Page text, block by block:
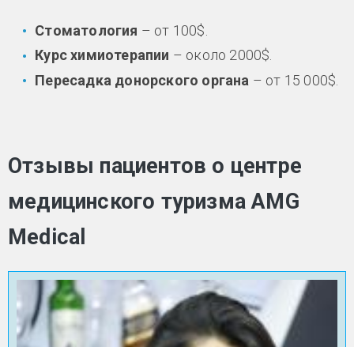
Стоматология – от 100$.
Курс химиотерапии – около 2000$.
Пересадка донорского органа – от 15 000$.
Отзывы пациентов о центре
медицинского туризма AMG
Medical